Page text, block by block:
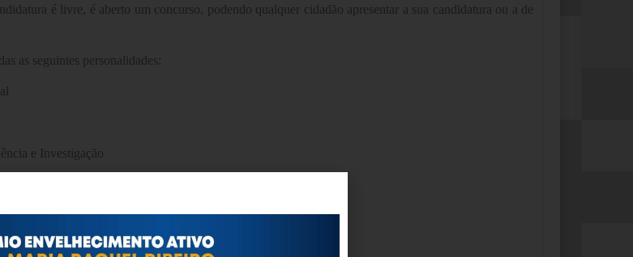
é livre, é aberto um concurso, podendo qualquer cidadão apresentar a sua candidatura ou a de
as seguintes personalidades:
e Investigação